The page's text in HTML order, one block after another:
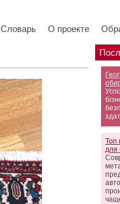
Словарь О проекте
Топ
для